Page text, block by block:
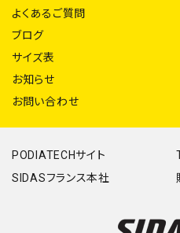
よくあるご質問
ブログ
サイズ表
お知らせ
お問い合わせ
PODIATECHサイト
SIDASフランス本社